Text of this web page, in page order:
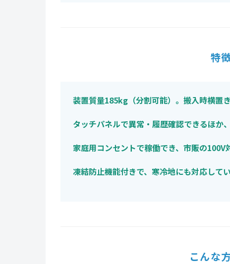
特
装置質量185kg（分割可能）。搬入時横置
タッチパネルで異常・履歴確認できるほか
家庭用コンセントで稼働でき、市販の100V
凍結防止機能付きで、寒冷地にも対応して
こんな